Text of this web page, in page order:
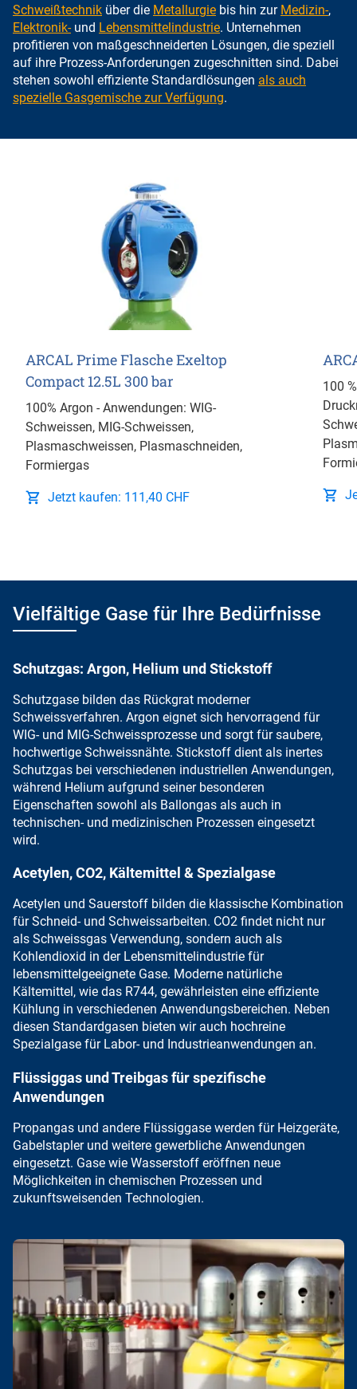
Schweißtechnik über die Metallurgie bis hin zur Medizin-,
Elektronik-und Lebensmittelindustrie. Unternehmen
profitieren von maßgeschneiderten Lösungen, die speziell
auf ihre Prozess-Anforderungen zugeschnitten sind. Dabei
stehen sowohl effiziente Standardlösungen als auch
spezielle Gasgemische zur Verfügung.
ARCAL Prime Flasche Exeltop
Compact 12.5L 300 bar
100% Argon - Anwendungen: WIG-
Schweissen, MIG-Schweissen,
Plasmaschweissen, Plasmaschneiden,
Formiergas
Jetzt kaufen: 111,40 CHF
100
Vielfältige Gase für Ihre Bedürfnisse
Schutzgas: Argon, Helium und Stickstoff
Schutzgase bilden das Rückgrat moderner
Schweissverfahren. Argon eignet sich hervorragend für
WIG-und MIG-Schweissprozesse und sorgt für saubere,
hochwertige Schweissnähte. Stickstoff dient als inertes
Schutzgas bei verschiedenen industriellen Anwendungen,
während Helium aufgrund seiner besonderen
Eigenschaften sowohl als Ballongas als auch in
technischen- und medizinischen Prozessen eingesetzt
wird.
Acetylen, CO2, Kältemittel & Spezialgase
Acetylen und Sauerstoff bilden die klassische Kombination
für Schneid- und Schweissarbeiten. CO2 findet nicht nur
als Schweissgas Verwendung, sondern auch als
Kohlendioxid in der Lebensmittelindustrie für
lebensmittelgeeignete Gase. Moderne natürliche
Kältemittel , wie das R744, gewährleisten eine effiziente
Kühlung in verschiedenen Anwendungsbereichen. Neben
diesen Standardgasen bieten wir auch hochreine
Spezialgase für Labor- und Industrieanwendungen an.
Flüssiggas und Treibgas für spezifische
Anwendungen
Propangas und andere Flüssiggase werden für Heizgeräte,
Gabelstapler und weitere gewerbliche Anwendungen
eingesetzt. Gase wie Wasserstoff eröffnen neue
Möglichkeiten in chemischen Prozessen und
zukunftsweisenden Technologien.